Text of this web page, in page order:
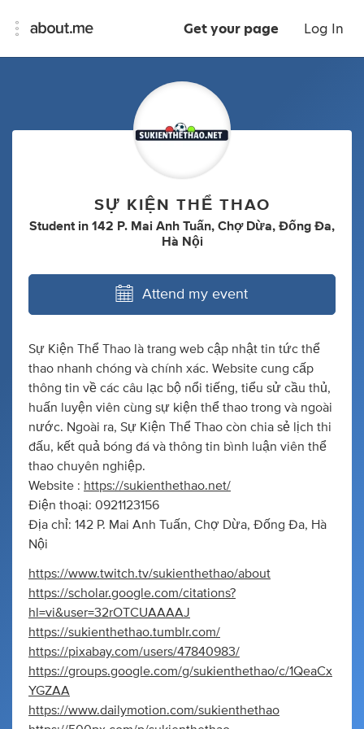
Get your page Log In
SỰ KIỆN THỂ THAO
Student in 142 P. Mai Anh Tuấn, Chợ Dừa, Đống Đa,
Hà Nội
Attend my event
Sự Kiện Thể Thao là trang web cập nhật tin tức thể
thao nhanh chóng và chính xác. Website cung cấp
thông tin về các câu lạc bộ nổi tiếng, tiểu sử cầu thủ,
huấn luyện viên cùng sự kiện thể thao trong và ngoài
nước. Ngoài ra, Sự Kiện Thể Thao còn chia sẻ lịch thi
đấu, kết quả bóng đá và thông tin bình luận viên thể
thao chuyên nghiệp.
Website : https://sukienthethao.net/
Điện thoại: 0921123156
Địa chỉ: 142 P. Mai Anh Tuấn, Chợ Dừa, Đống Đa, Hà
Nội
https://www.twitch.tv/sukienthethao/about
https://scholar.google.com/citations?
hl=vi&user=32rOTCUAAAAJ
https://sukienthethao.tumblr.com/
https://pixabay.com/users/47840983/
https://groups.google.com/g/sukienthethao/c/1QeaCx
YGZAA
https://www.dailymotion.com/sukienthethao